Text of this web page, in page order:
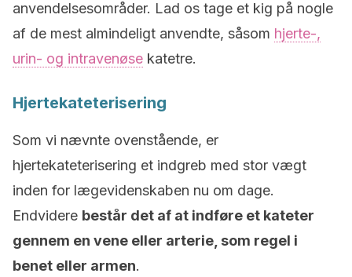
anvendelsesområder. Lad os tage et kig på nogle
af de mest almindeligt anvendte, såsom hjerte-,
urin- og intravenøse katetre.
Hjertekateterisering
Som vi nævnte ovenstående, er
hjertekateterisering et indgreb med stor vægt
inden for lægevidenskaben nu om dage.
Endvidere består det af at indføre et kateter
gennem en vene eller arterie, som regel i
benet eller armen.